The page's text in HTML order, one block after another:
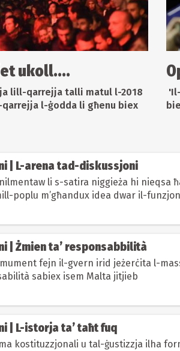
ukoll....
lill-qarrejja talli matul l-2018
l-ġodda li għenu biex
| L-arena tad-diskussjoni
nilmentaw li s-satira niggieża hi nieqsa
poplu m’għandux idea dwar il-
| Żmien ta’ responsabbilità
fejn il-gvern irid jeżerċita l-
sabiex isem Malta jitjieb
| L-istorja ta’ taħt fuq
kostituzzjonali u tal-ġustizzja ilha